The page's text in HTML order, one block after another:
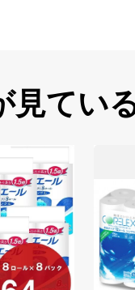
見てい